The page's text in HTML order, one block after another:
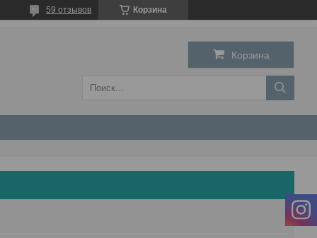
Корзина
59 отзывов
Корзина